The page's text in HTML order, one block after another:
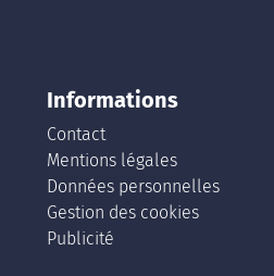
Informations
Contact
Mentions légales
Données personnelles
Gestion des cookies
Publicité